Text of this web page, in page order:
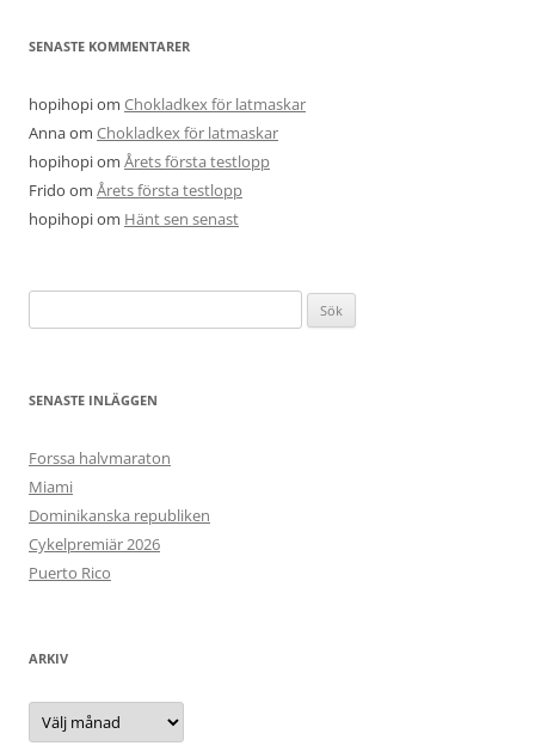
SENASTE KOMMENTARER
hopihopiom Chokladkex för latmaskar
Annaom Chokladkex för latmaskar
hopihopiom Årets första testlopp
Frido om Årets första testlopp
hopihopiom Hänt sen senast
efter:
SENASTE INLÄGGEN
Forssa halvmaraton
Miami
Dominikanska republiken
Cykelpremiär 2026
Puerto Rico
ARKIV
Arkiv